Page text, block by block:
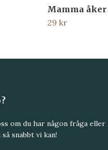
Mamma
29 kr
om du har någon fråga eller
snabbt vi kan!